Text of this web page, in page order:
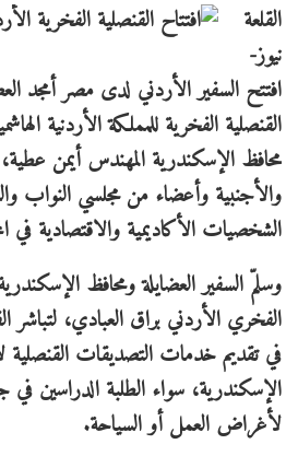
القلعة
نيوز-
افتتح السفير الأردني لدى مصر أمجد
القنصلية الفخرية للمملكة الأردنية
محافظ الإسكندرية المهندس أيمن
والأجنبية وأعضاء من مجلسي النواب
الشخصيات الأكاديمية والاقتصادية في
وسلمّ السفير العضايلة ومحافظ
الفخري الأردني براق العبادي، لتباشر
في تقديم خدمات التصديقات القنصلية
الإسكندرية، سواء الطلبة الدراسين في
لأغراض العمل أو السياحة.